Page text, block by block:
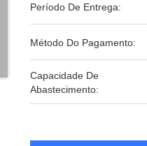
Período De Entrega:
Método Do Pagamento:
Capacidade De
Abastecimento: